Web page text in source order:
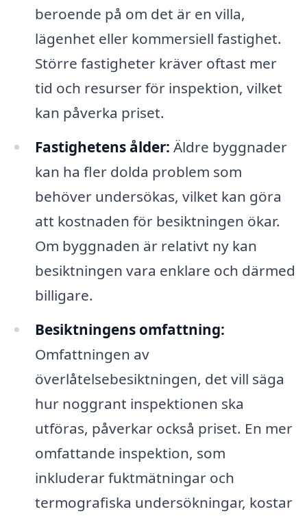
beroende på om det är en villa,
lägenhet eller kommersiell fastighet.
Större fastigheter kräver oftast mer
tid och resurser för inspektion, vilket
kan påverka priset.
Fastighetens ålder: Äldre byggnader
kan ha fler dolda problem som
behöver undersökas, vilket kan göra
att kostnaden för besiktningen ökar.
Om byggnaden är relativt ny kan
besiktningen vara enklare och därmed
billigare.
Besiktningens omfattning:
Omfattningen av
överlåtelsebesiktningen, det vill säga
hur noggrant inspektionen ska
utföras, påverkar också priset. En mer
omfattande inspektion, som
inkluderar fuktmätningar och
termografiska undersökningar, kostar